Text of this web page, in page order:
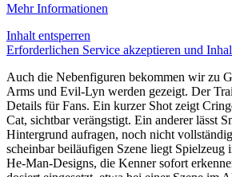
Mehr Informationen
Inhalt entsperren
Erforderlichen Service akzeptieren und
Auch die Nebenfiguren bekommen wir zu
Arms und Evil-Lyn werden gezeigt. Der
Details für Fans. Ein kurzer Shot zeigt
Cat, sichtbar verängstigt. Ein anderer lässt
Hintergrund aufragen, noch nicht
scheinbar beiläufigen Szene liegt Spielzeug
He-Man-Designs, die Kenner sofort